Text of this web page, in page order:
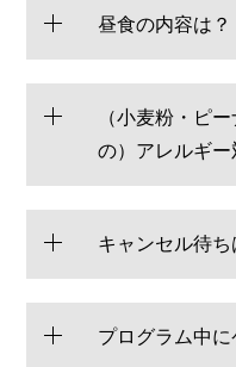
昼食の内容は？
（小麦粉・ピ
の）アレルギー
キャンセル待ち
プログラム中に